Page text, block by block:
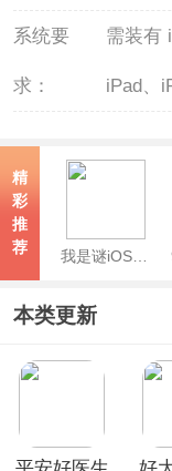
系统要
求：
需装有
iPad、
精
彩
推
荐
我是谜iOS版本
本类更新